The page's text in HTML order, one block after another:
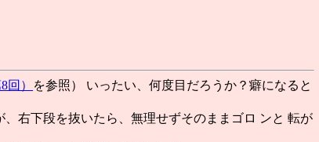
回）
を参照） いったい、何度目だろうか？癖になると
右下段を抜いたら、無理せずそのままゴロ ンと 転が